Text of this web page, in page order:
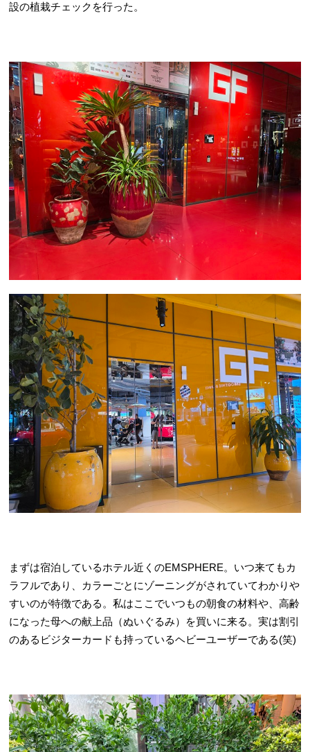
設の植栽チェックを行った。
まずは宿泊しているホテル近くのEMSPHERE。いつ来てもカ
ラフルであり、カラーごとにゾーニングがされていてわかりや
すいのが特徴である。私はここでいつもの朝食の材料や、高齢
になった母への献上品（ぬいぐるみ）を買いに来る。実は割引
のあるビジターカードも持っているヘビーユーザーである(笑)